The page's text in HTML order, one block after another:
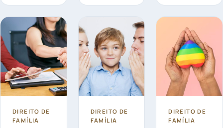
administrá-
lo, de forma
a fazer o
planejamento
sucessório.
extrajudicial
Entenda as
diferenças
entre
Guarda
Compartilhada
ou Guarda
Exclusiva
DIREITO DE
FAMÍLIA
DIREITO DE
FAMÍLIA
DIREITO DE
FAMÍLIA